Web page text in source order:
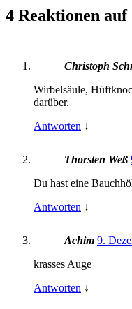
4 Reaktionen auf
Christoph
Wirbelsäule,
darüber.
Antworten ↓
Thorsten Weß
Du hast eine
Antworten ↓
Achim 9.
krasses Auge
Antworten ↓